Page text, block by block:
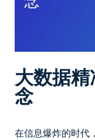
大数据
念
在信息爆炸的时代